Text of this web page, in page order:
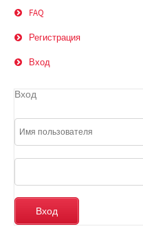
FAQ
Регистрация
Вход
Вход